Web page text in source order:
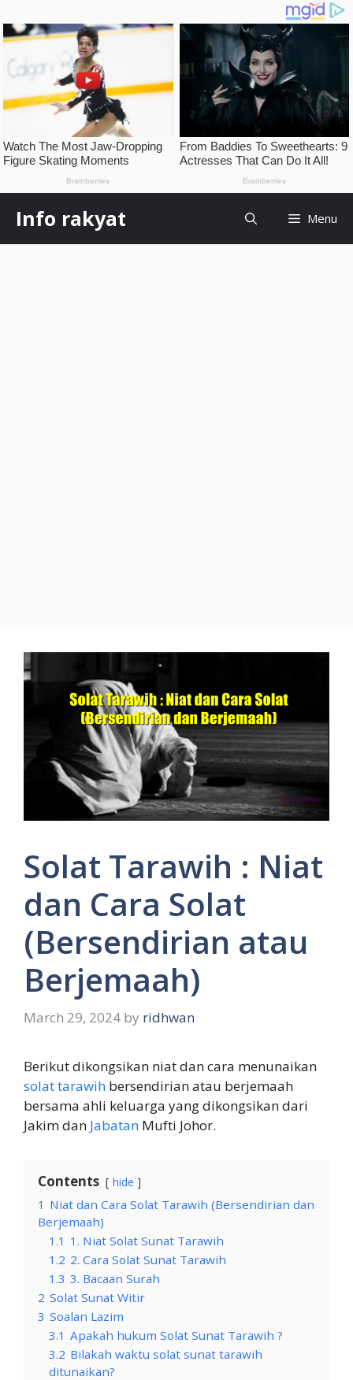
content
Info rakyat Menu
Solat Tarawih : Niat
dan Cara Solat
(Bersendirian atau
Berjemaah)
March 29, 2024 by ridhwan
Berikut dikongsikan niat dan cara menunaikan
solat tarawih bersendirian atau berjemaah
bersama ahli keluarga yang dikongsikan dari
Jakim dan Jabatan Mufti Johor.
Contents hide
1 Niat dan Cara Solat Tarawih (Bersendirian dan
Berjemaah)
1.1 1. Niat Solat Sunat Tarawih
1.2 2. Cara Solat Sunat Tarawih
1.3 3. Bacaan Surah
2 Solat Sunat Witir
3 Soalan Lazim
3.1 Apakah hukum Solat Sunat Tarawih ?
3.2 Bilakah waktu solat sunat tarawih
ditunaikan?